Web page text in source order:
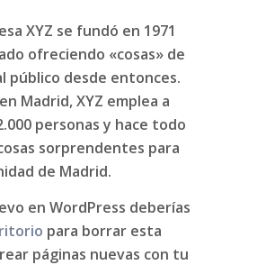
XYZ se fundó en 1971
ofreciendo «cosas» de
público desde entonces.
Madrid, XYZ emplea a
personas y hace todo
sorprendentes para
de Madrid.
en WordPress deberías
para borrar esta
páginas nuevas con tu